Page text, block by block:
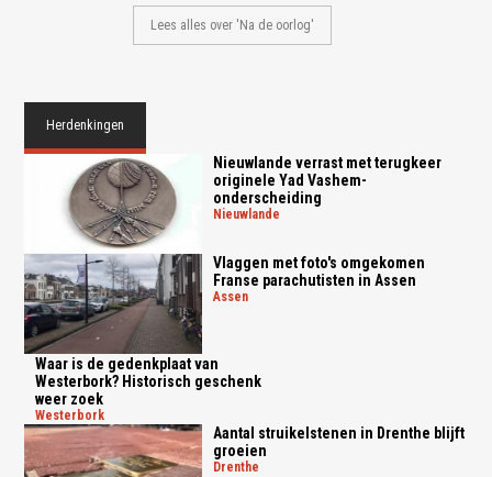
Lees alles over 'Na de oorlog'
Herdenkingen
Nieuwlande verrast met terugkeer
originele Yad Vashem-
onderscheiding
nieuwlande
Vlaggen met foto's omgekomen
Franse parachutisten in Assen
assen
Waar is de gedenkplaat van
Westerbork? Historisch geschenk
weer zoek
westerbork
Aantal struikelstenen in Drenthe blijft
groeien
drenthe